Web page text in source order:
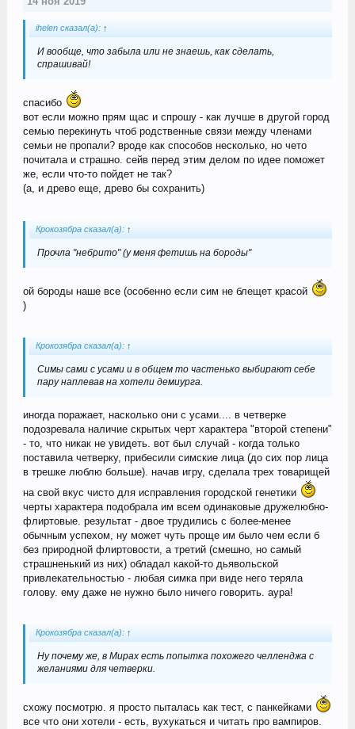
ihelen сказал(а): ↑
И вообще, что забыла или не знаешь, как сделать,
спрашивай!
спасибо
вот если можно прям щас и спрошу - как лучше в другой город
семью перекинуть чтоб родственные связи между членами
семьи не пропали? вроде как способов несколько, но чето
почитала и страшно. сейв перед этим делом по идее поможет
же, если что-то пойдет не так?
(а, и древо еще, древо бы сохранить)
Крокозябра сказал(а): ↑
Прочла "небрито" (у меня фетишь на бороды"
ой бороды наше все (особенно если сим не блещет красой
)
Крокозябра сказал(а): ↑
Симы сами с усами и в общем то частенько выбирают себе
пару наплевав на хотели демиурга.
иногда поражает, насколько они с усами.... в четверке
подозревала наличие скрытых черт характера "второй степени"
- то, что никак не увидеть. вот был случай - когда только
поставила четверку, прибесили симские лица (до сих пор лица
в трешке люблю больше). начав игру, сделала трех товарищей
на свой вкус чисто для исправления городской генетики
черты характера подобрала им всем одинаковые дружелюбно-
флиртовые. результат - двое трудились с более-менее
обычным успехом, ну может чуть проще им было чем если б
без природной флиртовости, а третий (смешно, но самый
страшненький из них) обладал какой-то дьявольской
привлекательностью - любая симка при виде него теряла
голову. ему даже не нужно было ничего говорить. аура!
Крокозябра сказал(а): ↑
Ну почему же, в Мирах есть попытка похожего челленджа с
желаниями для четверки.
схожу посмотрю. я просто пыталась как тест, с панкейками
все что они хотели - есть, вухукаться и читать про вампиров.